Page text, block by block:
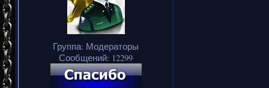
Группа: Модераторы
Сообщений: 12299